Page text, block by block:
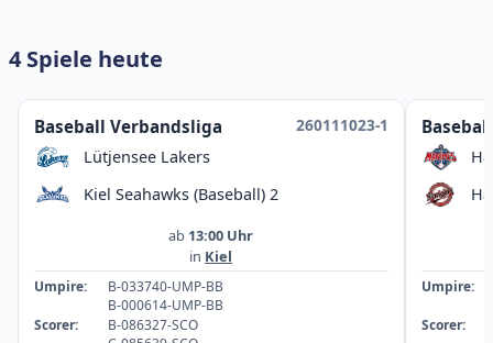
4 Spiele heute
Baseball Verbandsliga
260111023-1
Lütjensee Lakers
Kiel Seahawks (Baseball) 2
ab 13:00 Uhr
in Kiel
Umpire:
B-033740-UMP-BB
B-000614-UMP-BB
Scorer:
B-086327-SCO
Umpire:
Scorer: